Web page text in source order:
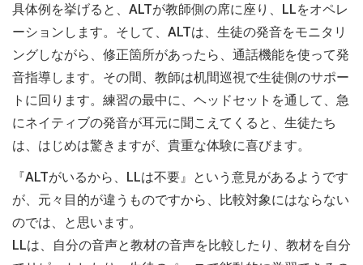
具体例を挙げると、ALTが教師側の席に座り、LLをオペレ
ーションします。そして、ALTは、生徒の発音をモニタリ
ングしながら、修正箇所があったら、通話機能を使って発
音指導します。その間、教師は机間巡視で生徒側のサポー
トに回ります。練習の最中に、ヘッドセットを通して、急
にネイティブの発音が耳元に聞こえてくると、生徒たち
は、はじめは驚きますが、貴重な体験に喜びます。
『ALTがいるから、LLは不要』という意見があるようです
が、元々目的が違うものですから、比較対象にはならない
のでは、と思います。
LLは、自分の音声と教材の音声を比較したり、教材を自分